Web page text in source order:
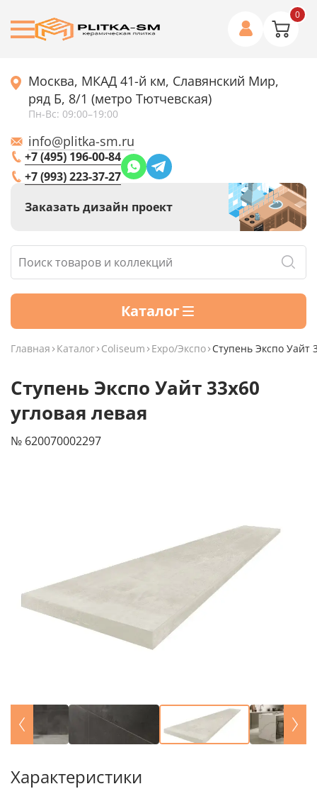
0
Москва, МКАД 41-й км, Славянский Мир,
ряд Б, 8/1 (метро Тютчевская)
Пн-Вс: 09:00–19:00
info@plitka-sm.ru
+7 (495) 196-00-84
+7 (993) 223-37-27
Заказать дизайн проект
Каталог
Главная Каталог Coliseum Expo/Экспо Ступень Экспо Уайт
Ступень Экспо Уайт 33x60
угловая левая
№ 620070002297
Характеристики